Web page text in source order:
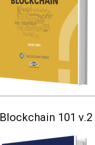
Blockchain 101 v.2